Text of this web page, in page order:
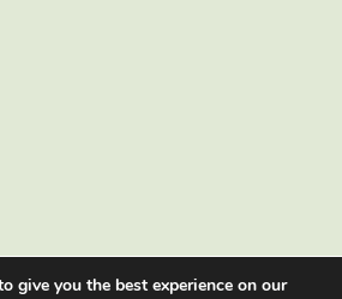
give you the best experience on our